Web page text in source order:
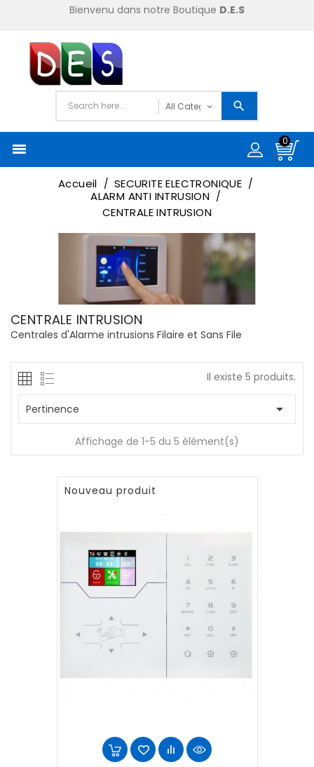
Bienvenu dans notre Boutique D.E.S

0
Accueil
SECURITE ELECTRONIQUE
ALARM ANTI INTRUSION
CENTRALE INTRUSION
CENTRALE INTRUSION
Centrales d'Alarme intrusions Filaire et Sans File
Il existe 5 produits.
Pertinence 
Affichage de 1-5 du 5 élément(s)
Nouveau produit